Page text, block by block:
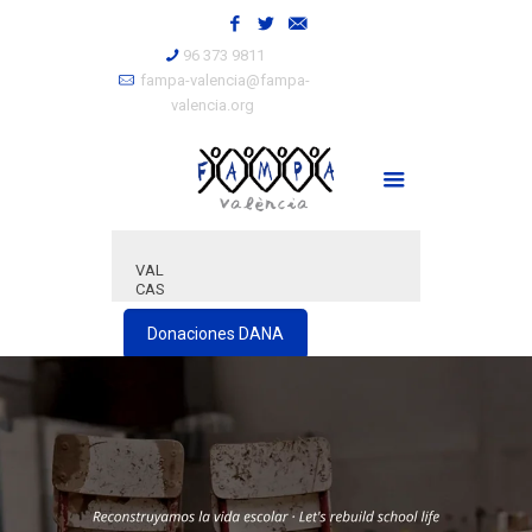
96 373 9811
fampa-valencia@fampa-
valencia.org
VAL
CAS
Donaciones DANA